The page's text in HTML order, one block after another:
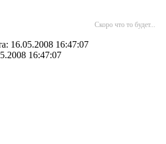
Скоро что то будет...
16.05.2008 16:47:07
16:47:07